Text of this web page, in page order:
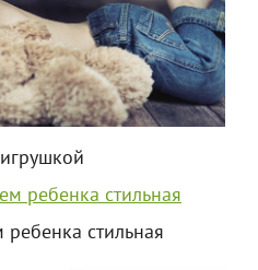
стильная